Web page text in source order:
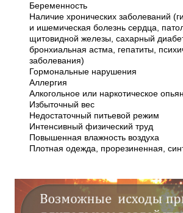
Беременность
Наличие хронических заболеваний
и ишемическая болезнь сердца,
щитовидной железы, сахарный
бронхиальная астма, гепатиты,
заболевания)
Гормональные нарушения
Аллергия
Алкогольное или наркотическое
Избыточный вес
Недостаточный питьевой режим
Интенсивный физический труд
Повышенная влажность воздуха
Плотная одежда, прорезиненная,